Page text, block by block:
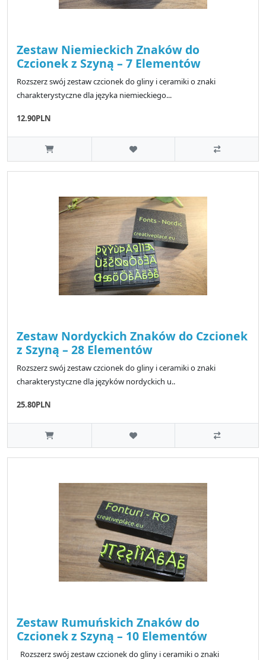
Zestaw Niemieckich Znaków do
Czcionek z Szyną – 7 Elementów
Rozszerz swój zestaw czcionek do gliny i ceramiki o znaki
charakterystyczne dla języka niemieckiego...
12.90PLN
Zestaw Nordyckich Znaków do Czcionek
z Szyną – 28 Elementów
Rozszerz swój zestaw czcionek do gliny i ceramiki o znaki
charakterystyczne dla języków nordyckich u..
25.80PLN
Zestaw Rumuńskich Znaków do
Czcionek z Szyną – 10 Elementów
Rozszerz swój zestaw czcionek do gliny i ceramiki o znaki